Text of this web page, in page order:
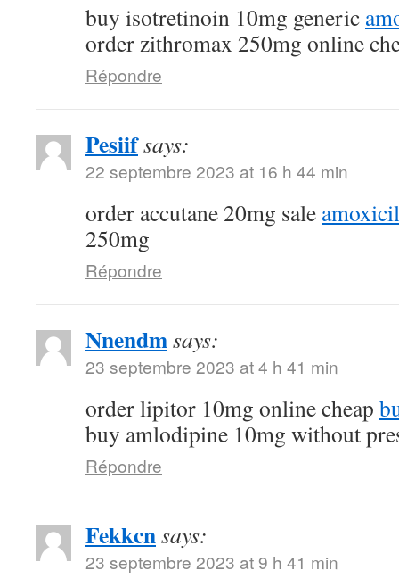
buy isotretinoin 10mg generic
order zithromax 250mg online
Répondre
Pesiifsays:
22 septembre 2023 at 16 h 44 min
order accutane 20mg sale
250mg
Répondre
Nnendmsays:
23 septembre 2023 at 4 h 41 min
order lipitor 10mg online cheap
buy amlodipine 10mg without
Répondre
Fekkcnsays:
23 septembre 2023 at 9 h 41 min